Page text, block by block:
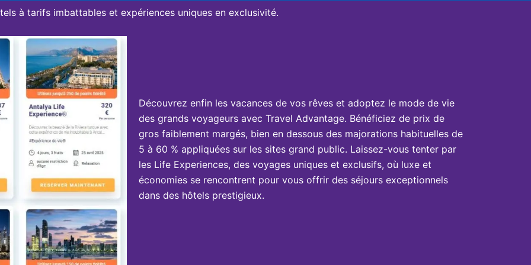
à tarifs imbattables et expériences uniques en exclusivité.
Découvrez enfin les vacances de vos rêves et adoptez le mode de vie
des grands voyageurs avec Travel Advantage. Bénéficiez de prix de
gros faiblement margés, bien en dessous des majorations habituelles de
5 à 60 % appliquées sur les sites grand public. Laissez-vous tenter par
les Life Experiences, des voyages uniques et exclusifs, où luxe et
économies se rencontrent pour vous offrir des séjours exceptionnels
dans des hôtels prestigieux.